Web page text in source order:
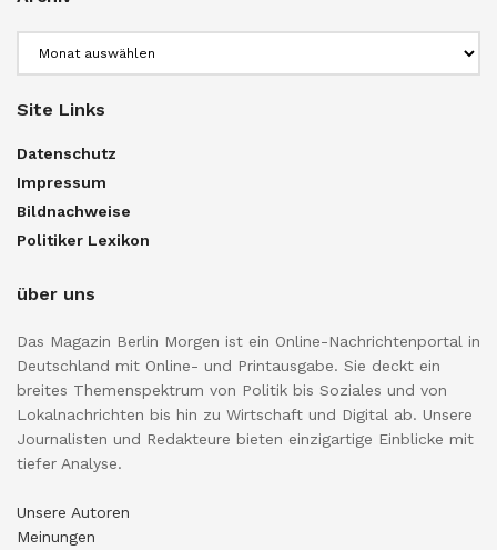
Site Links
Datenschutz
Impressum
Bildnachweise
Politiker Lexikon
über uns
Das Magazin Berlin Morgen ist ein Online-Nachrichtenportal in
Deutschland mit Online- und Printausgabe. Sie deckt ein
breites Themenspektrum von Politik bis Soziales und von
Lokalnachrichten bis hin zu Wirtschaft und Digital ab. Unsere
Journalisten und Redakteure bieten einzigartige Einblicke mit
tiefer Analyse.
Unsere Autoren
Meinungen